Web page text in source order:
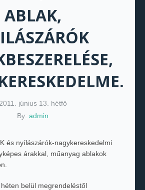
ABLAK,
2011. június 13. hétfő
By:admin
és nyílászárók-nagykereskedelmi
árakkal, műanyag ablakok
belül megrendeléstől